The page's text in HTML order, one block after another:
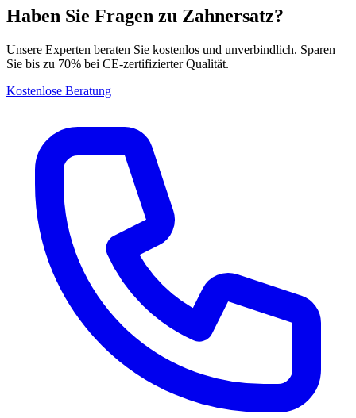
Haben Sie Fragen zu Zahnersatz?
Unsere Experten beraten Sie kostenlos und unverbindlich. Sparen
Sie bis zu 70% bei CE-zertifizierter Qualität.
Kostenlose Beratung